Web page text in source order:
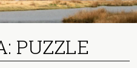
PUZZLE